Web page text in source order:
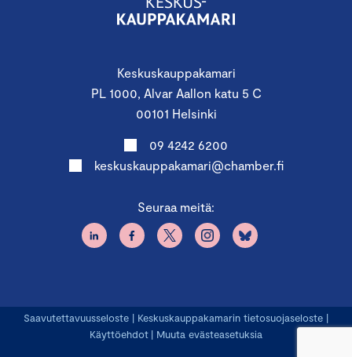
Keskuskauppakamari
PL 1000, Alvar Aallon katu 5 C
00101 Helsinki
09 4242 6200
keskuskauppakamari@chamber.fi
Seuraa meitä:
Saavutettavuusseloste | Keskuskauppakamarin tietosuojaseloste |
Käyttöehdot | Muuta evästeasetuksia